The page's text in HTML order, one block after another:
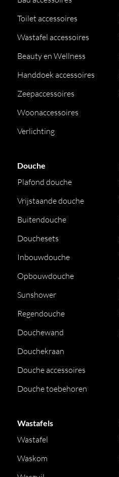
Toilet accessoires
Wastafel accessoires
Beauty en Wellness
Handdoek accessoires
Zeepaccessoires
Woonaccessoires
Verlichting
Douche
Plafond douche
Vrijstaande douche
Buitendouche
Douchesets
Inbouwdouche
Opbouwdouche
Sunshower
Regendouche
Douchewand
Douchekraan
Douche accessoires
Douche toebehoren
Wastafels
Wastafel
Waskom